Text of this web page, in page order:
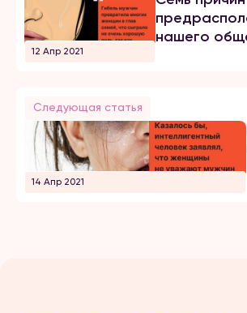
12 Апр 2021
нашего
Следующая статья
14 Апр 2021